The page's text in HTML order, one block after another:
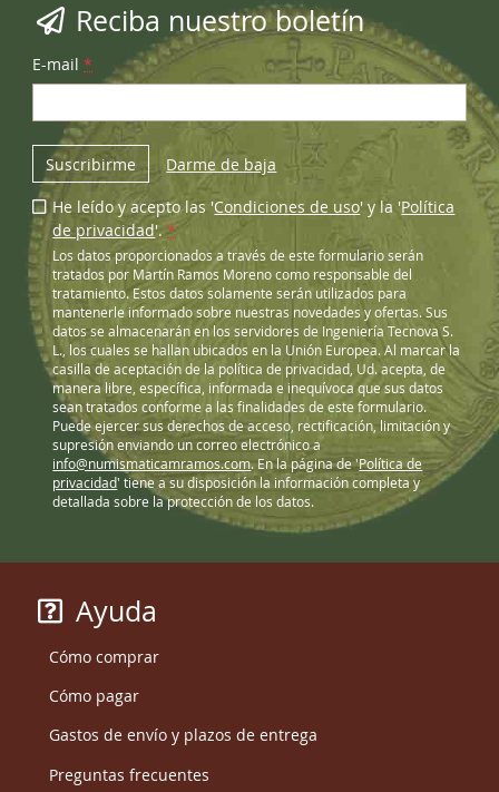
Reciba nuestro boletín
E-mail *
Suscribirme Darme de baja
He leído y acepto las 'Condiciones de uso' y la 'Política
de privacidad'.*
Los datos proporcionados a través de este formulario serán
tratados por Martín Ramos Moreno como responsable del
tratamiento. Estos datos solamente serán utilizados para
mantenerle informado sobre nuestras novedades y ofertas. Sus
datos se almacenarán en los servidores de Ingeniería Tecnova S.
L., los cuales se hallan ubicados en la Unión Europea. Al marcar la
casilla de aceptación de la política de privacidad, Ud. acepta, de
manera libre, específica, informada e inequívoca que sus datos
sean tratados conforme a las finalidades de este formulario.
Puede ejercer sus derechos de acceso, rectificación, limitación y
supresión enviando un correo electrónico a
info@numismaticamramos.com. En la página de 'Política de
privacidad' tiene a su disposición la información completa y
detallada sobre la protección de los datos.
Ayuda
Cómo comprar
Cómo pagar
Gastos de envío y plazos de entrega
Preguntas frecuentes